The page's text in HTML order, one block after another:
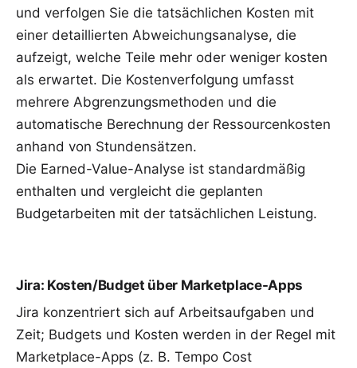
und verfolgen Sie die tatsächlichen Kosten mit
einer detaillierten Abweichungsanalyse, die
aufzeigt, welche Teile mehr oder weniger kosten
als erwartet. Die Kostenverfolgung umfasst
mehrere Abgrenzungsmethoden und die
automatische Berechnung der Ressourcenkosten
anhand von Stundensätzen.
Die Earned-Value-Analyse ist standardmäßig
enthalten und vergleicht die geplanten
Budgetarbeiten mit der tatsächlichen Leistung.
Jira: Kosten/Budget über Marketplace-Apps
Jira konzentriert sich auf Arbeitsaufgaben und
Zeit; Budgets und Kosten werden in der Regel mit
Marketplace-Apps (z. B. Tempo Cost